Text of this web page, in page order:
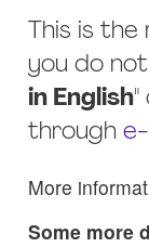
This is
you do
in English"
through
More
Some more